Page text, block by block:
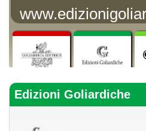
Edizioni Goliardiche